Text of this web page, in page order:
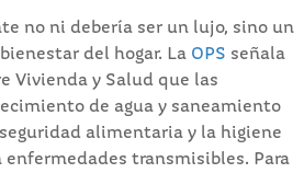
no ni debería ser un lujo, sino un
del hogar. La OPS señala
Vivienda y Salud que las
de agua y saneamiento
alimentaria y la higiene
enfermedades transmisibles. Para